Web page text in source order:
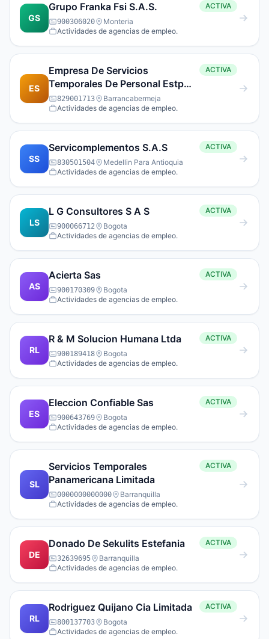
GS
Grupo Franka Fsi S.A.S. ACTIVA
900306020
Monteria
Actividades de agencias de empleo.
ES
Empresa De Servicios
Temporales De Personal Estp
S.A.S
ACTIVA
829001713
Barrancabermeja
Actividades de agencias de empleo.
SS
Servicomplementos S.A.S ACTIVA
830501504
Medellin Para Antioquia
Actividades de agencias de empleo.
LS
L G Consultores S A S ACTIVA
900066712
Bogota
Actividades de agencias de empleo.
AS
Acierta Sas ACTIVA
900170309
Bogota
Actividades de agencias de empleo.
RL
R & M Solucion Humana Ltda ACTIVA
900189418
Bogota
Actividades de agencias de empleo.
ES
Eleccion Confiable Sas ACTIVA
900643769
Bogota
Actividades de agencias de empleo.
SL
Servicios Temporales
Panamericana Limitada
ACTIVA
0000000000000
Barranquilla
Actividades de agencias de empleo.
DE
Donado De Sekulits Estefania ACTIVA
32639695
Barranquilla
Actividades de agencias de empleo.
RL
Rodriguez Quijano Cia Limitada ACTIVA
800137703
Bogota
Actividades de agencias de empleo.